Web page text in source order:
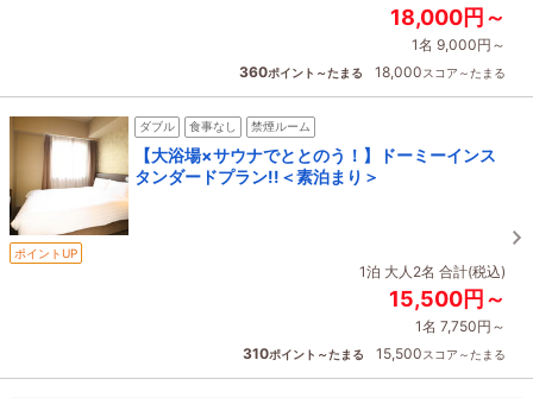
18,000円～
1名 9,000円～
360ポイント～たまる 18,000スコア～たまる
ダブル 食事なし 禁煙ルーム
【大浴場×サウナでととのう！】ドーミーインス
タンダードプラン!!＜素泊まり＞
ポイントUP
1泊 大人2名 合計(税込)
15,500円～
1名 7,750円～
310ポイント～たまる 15,500スコア～たまる